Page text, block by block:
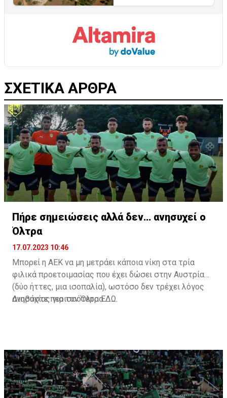
ΣΧΕΤΙΚΑ ΑΡΘΡΑ
Πήρε σημειώσεις αλλά δεν… ανησυχεί ο
Όλτρα
17.07.2023 10:46
Μπορεί η ΑΕΚ να μη μετράει κάποια νίκη στα τρία
φιλικά προετοιμασίας που έχει δώσει στην Αυστρία
(δύο ήττες, μια ισοπαλία), ωστόσο δεν τρέχει λόγος
ανησυχίας για τον Όλτρα.
Διαβάστε περισσότεραΕΔΩ.